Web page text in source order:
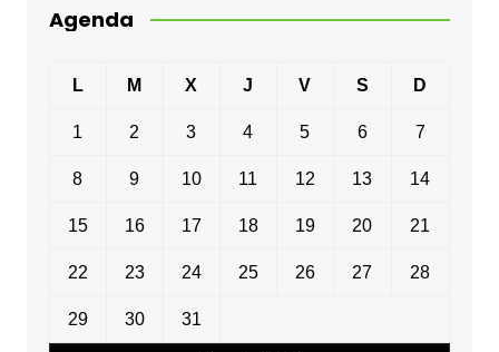
Agenda
L M X J V S D
1 2 3 4 5 6 7
8 9 10 11 12 13 14
15 16 17 18 19 20 21
22 23 24 25 26 27 28
29 30 31